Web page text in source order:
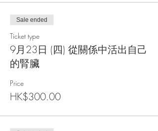
#蓮花聖石療程 - 來自蓮花天堂和金光的能量
能夠保護DNA，DNA形成了我們獨特光的品
質，這光是靈魂能夠辨認身體的印記。
這療程可以支持大家靈魂的臨在。
(療程全線上進行)
Sale ended
Ticket type
9月23日 (四) 從關係中活出自己
的腎臟
Price
HK$300.00